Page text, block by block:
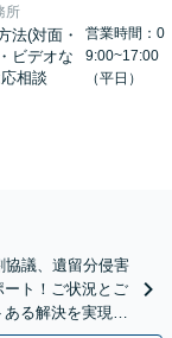
所
法(対面・
ビデオな
相談
営業時間：0
9:00~17:00
（平日）
協議、遺留分侵害
ト！ご状況とご
る解決を実現で